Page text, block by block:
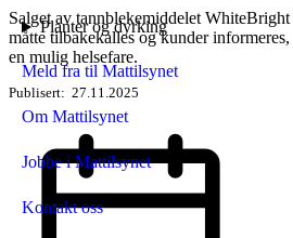
Planter og dyrking
Meld fra til Mattilsynet
Om Mattilsynet
Jobbe i Mattilsynet
Kontakt oss
Salget av tannblekemiddelet
måtte tilbakekalles og kunder
en mulig helsefare.
Publisert 27.11.2025